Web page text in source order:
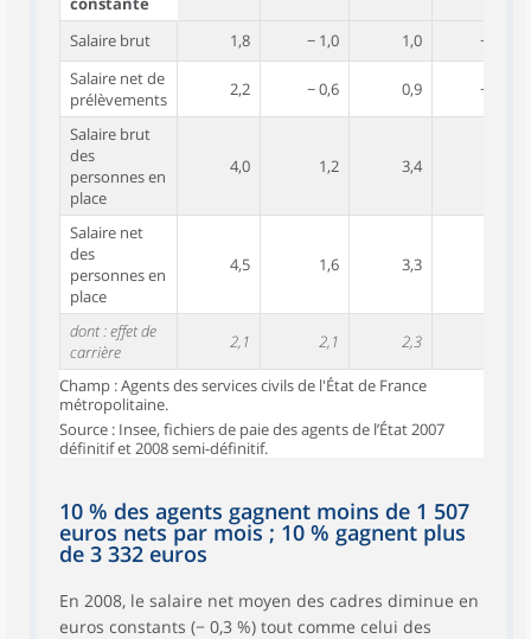
Salaire brut
1,8 − 1,0 1,0
− 0,5
Salaire net de
prélèvements
2,2 − 0,6 0,9 − 0,6
Salaire brut
des
personnes en
place
4,0 1,2 3,4
Salaire net
des
personnes en
place
4,5 1,6 3,3
dont : effet de
carrière
2,1 2,1 2,3
Champ : Agents des services civils de l'État de France
métropolitaine.
Source : Insee, fichiers de paie des agents de l’État 2007
définitif et 2008 semi-définitif.
10 % des agents gagnent moins de 1 507
euros nets par mois ; 10 % gagnent plus
de 3 332 euros
En 2008, le salaire net moyen des cadres diminue en
euros constants (− 0,3 %) tout comme celui des